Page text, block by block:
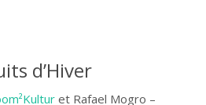
d’Hiver
et Rafael Mogro –